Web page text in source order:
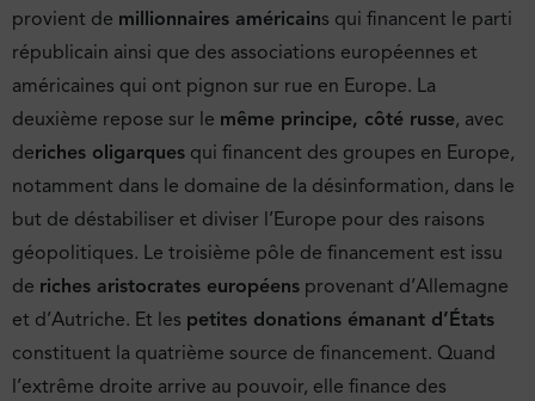
provient de millionnaires américains qui financent le parti
républicain ainsi que des associations européennes et
américaines qui ont pignon sur rue en Europe. La
deuxième repose sur le même principe, côté russe, avec
deriches oligarques qui financent des groupes en Europe,
notamment dans le domaine de la désinformation, dans le
but de déstabiliser et diviser l’Europe pour des raisons
géopolitiques. Le troisième pôle de financement est issu
de riches aristocrates européens provenant d’Allemagne
et d’Autriche. Et les petites donations émanant d’États
constituent la quatrième source de financement. Quand
l’extrême droite arrive au pouvoir, elle finance des